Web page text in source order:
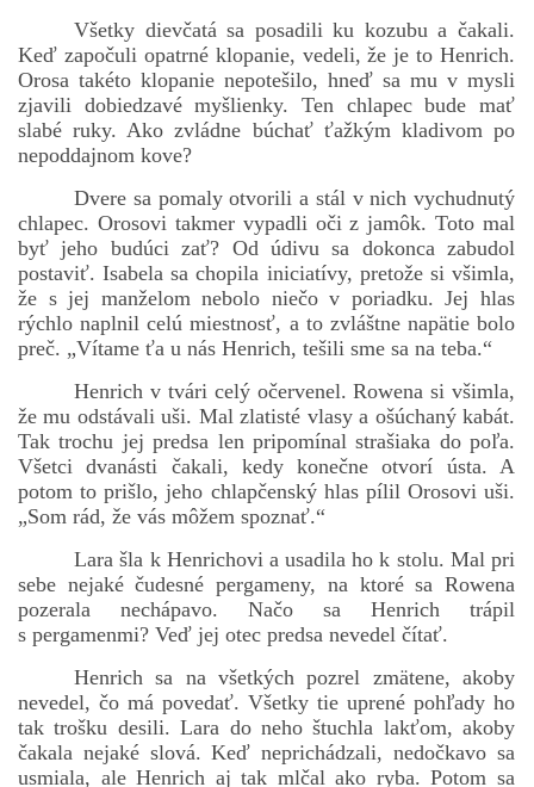
Všetky dievčatá sa posadili ku kozubu a čakali.
Keď započuli opatrné klopanie, vedeli, že je to Henrich.
Orosa takéto klopanie nepotešilo, hneď sa mu v mysli
zjavili dobiedzavé myšlienky. Ten chlapec bude mať
slabé ruky. Ako zvládne búchať ťažkým kladivom po
nepoddajnom kove?
Dvere sa pomaly otvorili a stál v nich vychudnutý
chlapec. Orosovi takmer vypadli oči z jamôk. Toto mal
byť jeho budúci zať? Od údivu sa dokonca zabudol
postaviť. Isabela sa chopila iniciatívy, pretože si všimla,
že s jej manželom nebolo niečo v poriadku. Jej hlas
rýchlo naplnil celú miestnosť, a to zvláštne napätie bolo
preč. „Vítame ťa u nás Henrich, tešili sme sa na teba.“
Henrich v tvári celý očervenel. Rowena si všimla,
že mu odstávali uši. Mal zlatisté vlasy a ošúchaný kabát.
Tak trochu jej predsa len pripomínal strašiaka do poľa.
Všetci dvanásti čakali, kedy konečne otvorí ústa. A
potom to prišlo, jeho chlapčenský hlas pílil Orosovi uši.
„Som rád, že vás môžem spoznať.“
Lara šla k Henrichovi a usadila ho k stolu. Mal pri
sebe nejaké čudesné pergameny, na ktoré sa Rowena
pozerala nechápavo. Načo sa Henrich trápil
s pergamenmi? Veď jej otec predsa nevedel čítať.
Henrich sa na všetkých pozrel zmätene, akoby
nevedel, čo má povedať. Všetky tie uprené pohľady ho
tak trošku desili. Lara do neho štuchla lakťom, akoby
čakala nejaké slová. Keď neprichádzali, nedočkavo sa
usmiala, ale Henrich aj tak mlčal ako ryba. Potom sa